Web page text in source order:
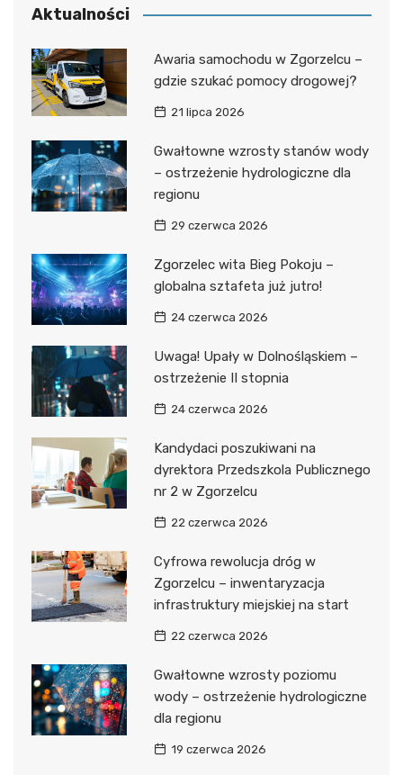
Aktualności
Awaria samochodu w Zgorzelcu –
gdzie szukać pomocy drogowej?
21 lipca 2026
Gwałtowne wzrosty stanów wody
– ostrzeżenie hydrologiczne dla
regionu
29 czerwca 2026
Zgorzelec wita Bieg Pokoju –
globalna sztafeta już jutro!
24 czerwca 2026
Uwaga! Upały w Dolnośląskiem –
ostrzeżenie II stopnia
24 czerwca 2026
Kandydaci poszukiwani na
dyrektora Przedszkola Publicznego
nr 2 w Zgorzelcu
22 czerwca 2026
Cyfrowa rewolucja dróg w
Zgorzelcu – inwentaryzacja
infrastruktury miejskiej na start
22 czerwca 2026
Gwałtowne wzrosty poziomu
wody – ostrzeżenie hydrologiczne
dla regionu
19 czerwca 2026